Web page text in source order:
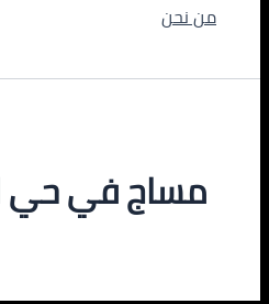
من نحن
مساج في حي